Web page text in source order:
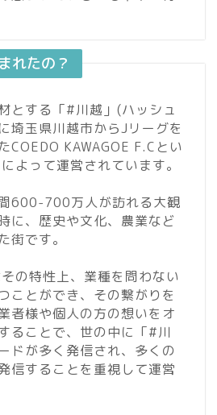
れたの？
とする「#川越」(ハッシュ
埼玉県川越市からJリーグを
COEDO KAWAGOE F.Cとい
よって運営されています。
600-700万人が訪れる大観
に、歴史や文化、農業など
街です。
の特性上、業種を問わない
ことができ、その繋がりを
者様や個人の方の想いをオ
ることで、世の中に「#川
ドが多く発信され、多くの
信することを重視して運営